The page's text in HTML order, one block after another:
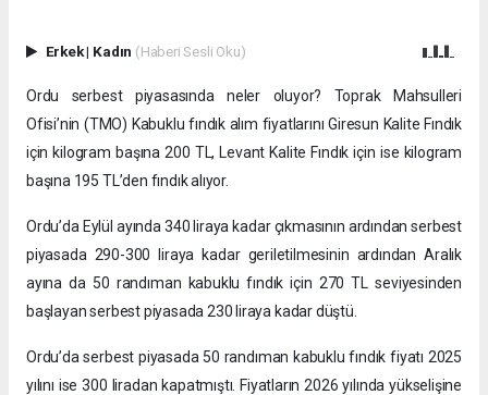
Erkek| Kadın (Haberi Sesli Oku)
Ordu serbest piyasasında neler oluyor? Toprak Mahsulleri
Ofisi’nin (TMO) Kabuklu fındık alım fiyatlarını Giresun Kalite Fındık
için kilogram başına 200 TL, Levant Kalite Fındık için ise kilogram
başına 195 TL’den fındık alıyor.
Ordu’da Eylül ayında 340 liraya kadar çıkmasının ardından serbest
piyasada 290-300 liraya kadar geriletilmesinin ardından Aralık
ayına da 50 randıman kabuklu fındık için 270 TL seviyesinden
başlayan serbest piyasada 230 liraya kadar düştü.
Ordu’da serbest piyasada 50 randıman kabuklu fındık fiyatı 2025
yılını ise 300 liradan kapatmıştı. Fiyatların 2026 yılında yükselişine